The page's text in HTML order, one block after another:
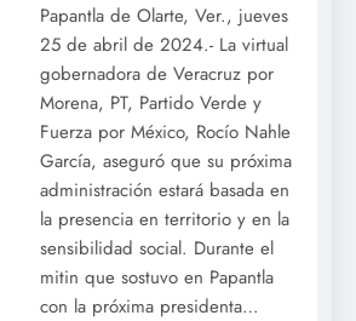
Papantla de Olarte, Ver., jueves
25 de abril de 2024.- La virtual
gobernadora de Veracruz por
Morena, PT, Partido Verde y
Fuerza por México, Rocío Nahle
García, aseguró que su próxima
administración estará basada en
la presencia en territorio y en la
sensibilidad social. Durante el
mitin que sostuvo en Papantla
con la próxima presidenta…